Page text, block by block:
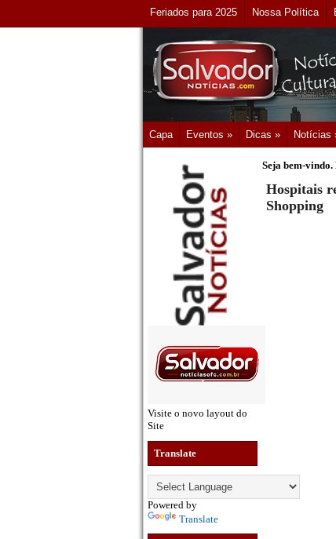
Feriados para 2025 Nossa Política
Capa Eventos » Dicas » Notícias
Visite o novo layout do
Site
Translate
Powered by
Translate
Seja bem-vindo.
Hospitais
Shopping